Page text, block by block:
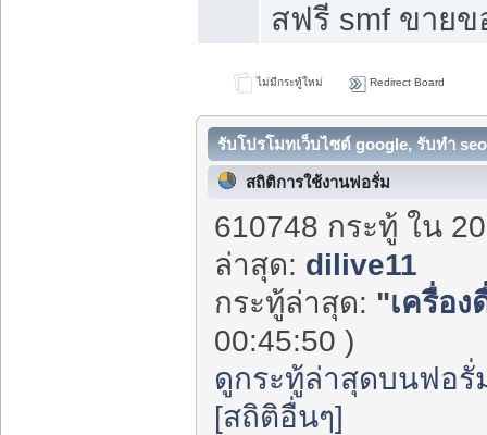
สฟรี smf ขาย
ไม่มีกระทู้ใหม่ Redirect Board
รับโปรโมทเว็บไซต์ google, รับทำ
สถิติการใช้งานฟอรั่ม
610748 กระทู้ ใน
ล่าสุด: dilive11
กระทู้ล่าสุด: "เครื่อ
00:45:50 )
ดูกระทู้ล่าสุดบนฟอรั่
[สถิติอื่นๆ]